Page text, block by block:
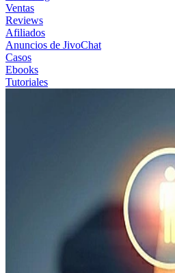
Ventas
Reviews
Afiliados
Anuncios de JivoChat
Casos
Ebooks
Tutoriales